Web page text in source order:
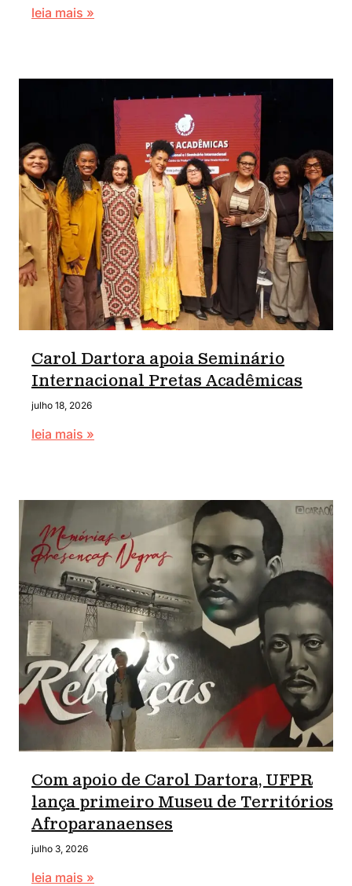
leia mais »
Carol Dartora apoia Seminário
Internacional Pretas Acadêmicas
julho 18, 2026
leia mais »
Com apoio de Carol Dartora, UFPR
lança primeiro Museu de Territórios
Afroparanaenses
julho 3, 2026
leia mais »